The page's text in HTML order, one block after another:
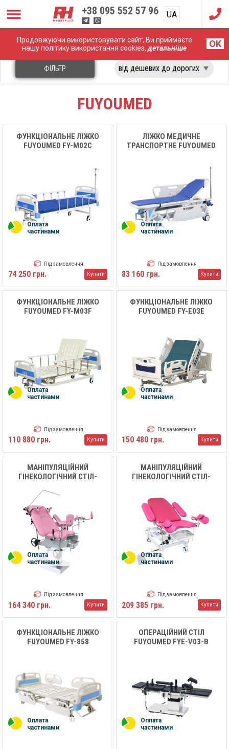
Продовжуючи використовувати сайт, Ви приймаєте
нашу політику використання cookies,детальніше OK
+38 095 552 57 96 UA
RU
Головна Медичні меблі FuyouMed
ФІЛЬТР
FUYOUMED
ФУНКЦІОНАЛЬНЕ ЛІЖКО
FUYOUMED FY-M02C
Оплата
частинами
Під замовлення
74 250 грн. Купити
ЛІЖКО МЕДИЧНЕ
ТРАНСПОРТНЕ FUYOUMED
Оплата
частинами
Під замовлення
83 160 грн. Купити
ФУНКЦІОНАЛЬНЕ ЛІЖКО
FUYOUMED FY-M03F
Оплата
частинами
Під замовлення
110 880 грн. Купити
ФУНКЦІОНАЛЬНЕ ЛІЖКО
FUYOUMED FY-E03E
Оплата
частинами
Під замовлення
150 480 грн. Купити
МАНІПУЛЯЦІЙНИЙ
ГІНЕКОЛОГІЧНИЙ СТІЛ-
401G
Оплата
частинами
Під замовлення
164 340 грн. Купити
МАНІПУЛЯЦІЙНИЙ
ГІНЕКОЛОГІЧНИЙ СТІЛ-
Оплата
частинами
Під замовлення
209 385 грн. Купити
ФУНКЦІОНАЛЬНЕ ЛІЖКО
FUYOUMED FY-858
Оплата
частинами
ОПЕРАЦІЙНИЙ СТІЛ
FUYOUMED FYE-V03-B
Оплата
частинами